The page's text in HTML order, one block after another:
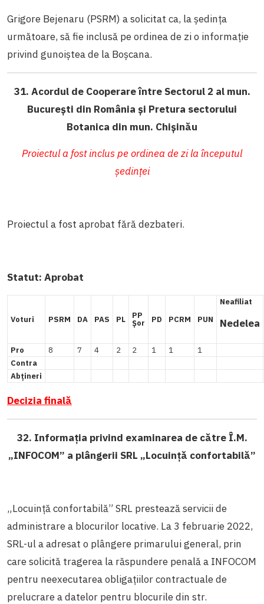
Grigore Bejenaru (PSRM) a solicitat ca, la ședința
următoare, să fie inclusă pe ordinea de zi o informație
privind gunoiștea de la Boșcana.
31. Acordul de Cooperare între Sectorul 2 al mun.
București din România și Pretura sectorului
Botanica din mun. Chișinău
Proiectul a fost inclus pe ordinea de zi la începutul
ședinței
Proiectul a fost aprobat fără dezbateri.
Statut: Aprobat
Voturi PSRM DA PAS PL PP
Șor PD PCRM PUN
Neafiliat
Nedelea
Pro 8 7 4 2 2 1 1
1
Contra
Abțineri
Decizia finală
32. Informația privind examinarea de către Î.M.
„INFOCOM” a plângerii SRL „Locuință confortabilă”
„Locuință confortabilă” SRL prestează servicii de
administrare a blocurilor locative. La 3 februarie 2022,
SRL-ul a adresat o plângere primarului general, prin
care solicită tragerea la răspundere penală a INFOCOM
pentru neexecutarea obligațiilor contractuale de
prelucrare a datelor pentru blocurile din str.